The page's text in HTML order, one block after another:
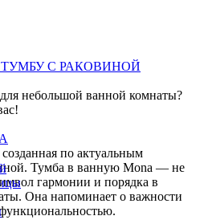
С РАКОВИНОЙ
небольшой ванной комнаты?
по актуальным
Тумба в ванную Monа — не
гармонии и порядка в
Она напоминает о важности